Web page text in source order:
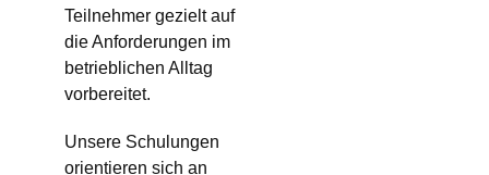
Teilnehmer gezielt auf
die Anforderungen im
betrieblichen Alltag
vorbereitet.
Unsere Schulungen
orientieren sich an